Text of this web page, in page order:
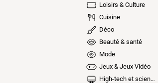
Loisirs & Culture
Cuisine
Déco
Beauté & santé
Mode
Jeux & Jeux Vidéo
High-tech et sciences